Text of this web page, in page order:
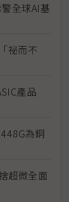
全球AI基
祕而不
產品
為銅
超微全面